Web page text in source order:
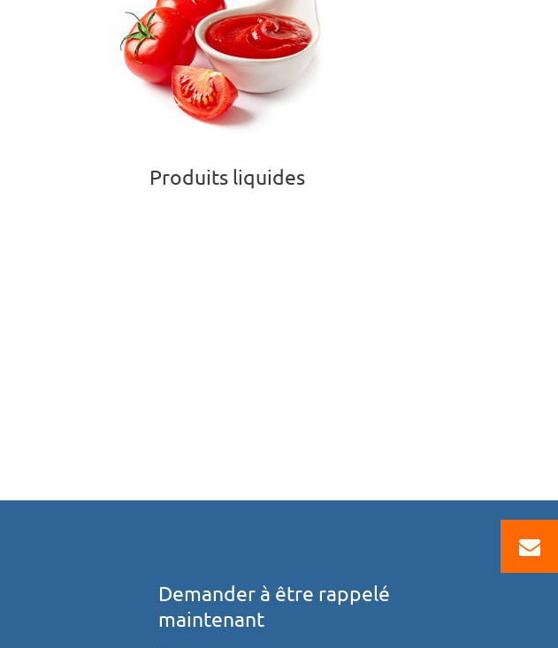
Produits liquides
Demander à être rappelé
maintenant